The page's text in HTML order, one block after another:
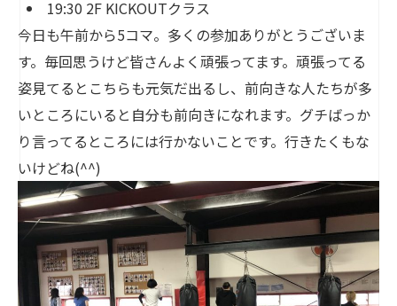
19:30 2F KICKOUTクラス
今日も午前から5コマ。多くの参加ありがとうございま
す。毎回思うけど皆さんよく頑張ってます。頑張ってる
姿見てるとこちらも元気だ出るし、前向きな人たちが多
いところにいると自分も前向きになれます。グチばっか
り言ってるところには行かないことです。行きたくもな
いけどね(^^)